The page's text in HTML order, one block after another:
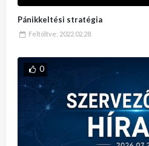
Pánikkeltési stratégia
Feltöltve: 2022.02.28.
0